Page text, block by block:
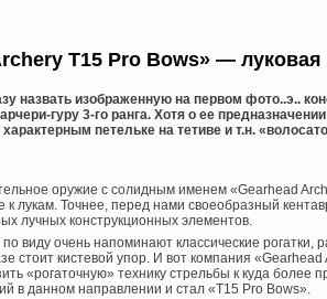
T15 Pro Bows» — луковая
назвать изображенную на первом фото..э..
гуру 3-го ранга. Хотя о ее
петельке на тетиве и т.н.
оружие с солидным именем «Gearhead
лукам. Точнее, перед нами своеобразный
лучных конструкционных элементов.
виду очень напоминают классические рогатки,
стоит кистевой упор. И вот компания
«рогаточную» технику стрельбы к куда более
в данном направлении и стал «T15 Pro Bows».